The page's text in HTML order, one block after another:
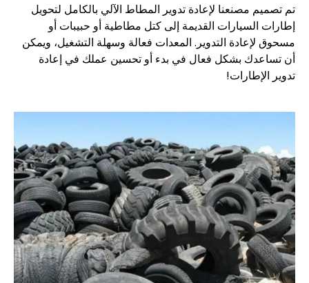
تم تصميم مصنعنا لإعادة تدوير المطاط الآلي بالكامل لتحويل
إطارات السيارات القديمة إلى كتل مطاطية أو حبيبات أو
مسحوق لإعادة التدوير. المعدات فعالة وسهلة التشغيل، ويمكن
أن تساعدك بشكل فعال في بدء أو تحسين عملك في إعادة
تدوير الإطارات!